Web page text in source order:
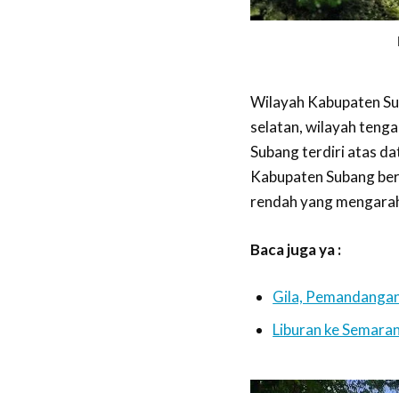
Wilayah Kabupaten
selatan, wilayah
Subang terdiri atas
Kabupaten Subang
rendah yang
Baca juga ya :
Gila,
Liburan ke